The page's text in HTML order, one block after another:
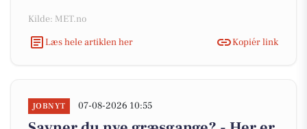
Kilde: MET.no
Læs hele artiklen her
Kopiér link
JOBNYT 07-08-2026 10:55